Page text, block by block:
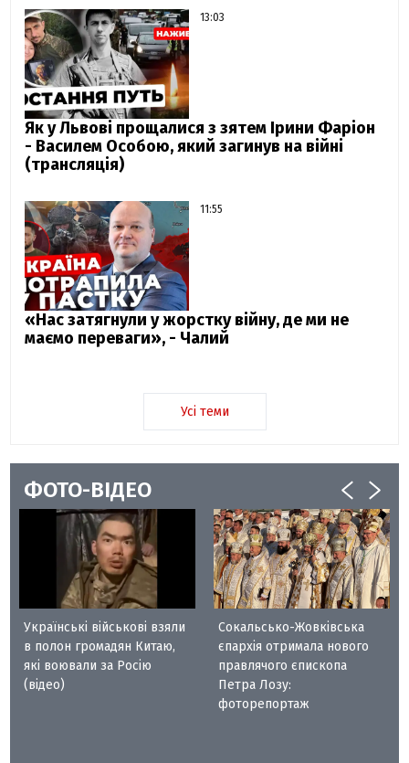
13:03
Як у Львові прощалися з зятем Ірини Фаріон
- Василем Особою, який загинув на війні
(трансляція)
11:55
«Нас затягнули у жорстку війну, де ми не
маємо переваги», - Чалий
Усі теми
ФОТО-ВІДЕО
Українські військові взяли
в полон громадян Китаю,
які воювали за Росію
(відео)
Сокальсько-Жовківська
єпархія отримала нового
правлячого єпископа
Петра Лозу:
фоторепортаж